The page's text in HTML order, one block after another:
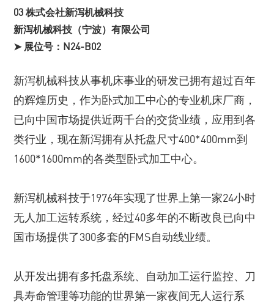
03 株式会社新泻机械科技
新泻机械科技（宁波）有限公司
➤ 展位号：N24-B02
新泻机械科技从事机床事业的研发已拥有超过百年
的辉煌历史，作为卧式加工中心的专业机床厂商，
已向中国市场提供近两千台的交货业绩，应用到各
类行业，现在新泻拥有从托盘尺寸400*400mm到
1600*1600mm的各类型卧式加工中心。
新泻机械科技于1976年实现了世界上第一家24小时
无人加工运转系统，经过40多年的不断改良已向中
国市场提供了300多套的FMS自动线业绩。
从开发出拥有多托盘系统、自动加工运行监控、刀
具寿命管理等功能的世界第一家夜间无人运行系